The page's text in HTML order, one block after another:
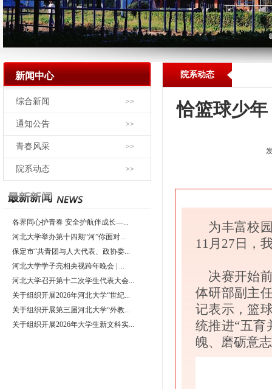
新闻中心
综合新闻 >>
通知公告 >>
青春风采 >>
院系动态 >>
各界同心护青春 安全护航伴成长—...
河北大学举办第十四期“河”你面对...
保定市“共青团与人大代表、政协委...
河北大学学子亮相央视跨年晚会 | ...
河北大学召开第十二次学生代表大会...
关于组织开展2026年河北大学“世纪...
关于组织开展第三届河北大学“外教...
关于组织开展2026年大学生新文科实...
院系动态
恰篮球少
为丰富校
11月27日，
决赛开始
体研部副主
记表示，篮
统推进“五育
魄、磨砺意